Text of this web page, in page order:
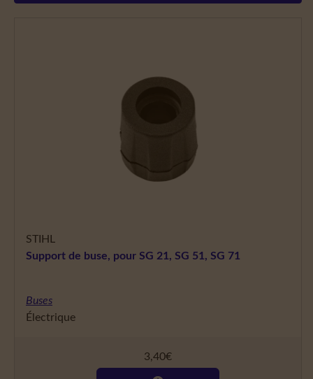
STIHL
Support de buse, pour SG 21, SG 51, SG 71
Buses
Électrique
3,40€